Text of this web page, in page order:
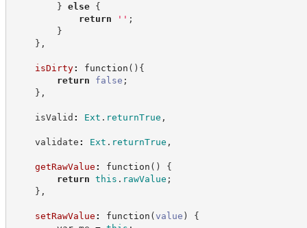
} else
{
return
' ' ;
}
} ,
isDirty: function ( ) {
return
false ;
} ,
isValid : Ext . returnTrue ,
validate : Ext . returnTrue ,
getRawValue : function ( )
{
return this . rawValue ;
} ,
setRawValue : function (value )
{